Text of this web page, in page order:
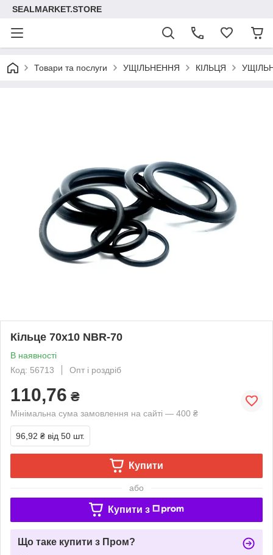
SEALMARKET.STORE
Товари та послуги УЩІЛЬНЕННЯ КІЛЬЦЯ
Кільце 70х10 NBR-70
В наявності
Код: 56713
Опт і роздріб
110,76 ₴
Мінімальна сума замовлення на сайті — 400 ₴
96,92 ₴ від 50 шт.
Купити
або
Купити з
Що таке купити з Пром?